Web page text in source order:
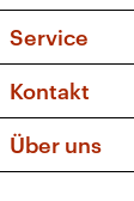
Service
FAQ
Apps
Kontakt
Über uns